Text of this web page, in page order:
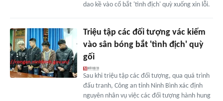
dao kề vào cổ bắt 'tình địch' quỳ xuống xin lỗi.
Triệu tập các đối tượng vác kiếm
vào sân bóng bắt 'tình địch' quỳ
gối
Sau khi triệu tập các đối tượng, qua quá trình
đấu tranh, Công an tỉnh Ninh Bình xác định
nguyên nhân vụ việc các đối tượng hành hung